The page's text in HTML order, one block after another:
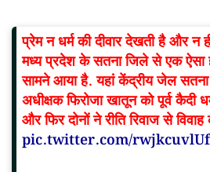
प्रेम न धर्म की दीवार देखती है और न
मध्य प्रदेश के सतना जिले से एक ऐसा
सामने आया है. यहां केंद्रीय जेल
अधीक्षक फिरोजा खातून को पूर्व कैदी
और फिर दोनों ने रीति रिवाज से
pic.twitter.com/rwjkcuvlUf